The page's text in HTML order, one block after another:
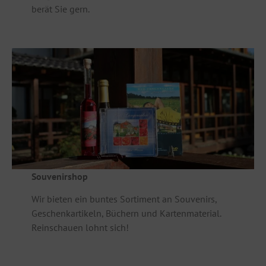
berät Sie gern.
Souvenirshop
Wir bieten ein buntes Sortiment an Souvenirs,
Geschenkartikeln, Büchern und Kartenmaterial.
Reinschauen lohnt sich!